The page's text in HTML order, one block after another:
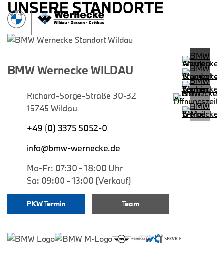
UNSERE STANDORTE
BMW Wernecke WILDAU
Richard-Sorge-Straße 30-32
15745 Wildau
+49 (0) 3375 5052-0
info@bmw-wernecke.de
Mo-Fr: 07:30 - 18:00 Uhr
Sa: 09:00 - 13:00 (Verkauf)
PKW Termin Team